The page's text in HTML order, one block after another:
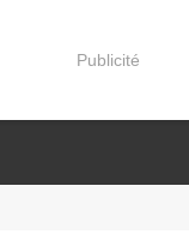
Publicité